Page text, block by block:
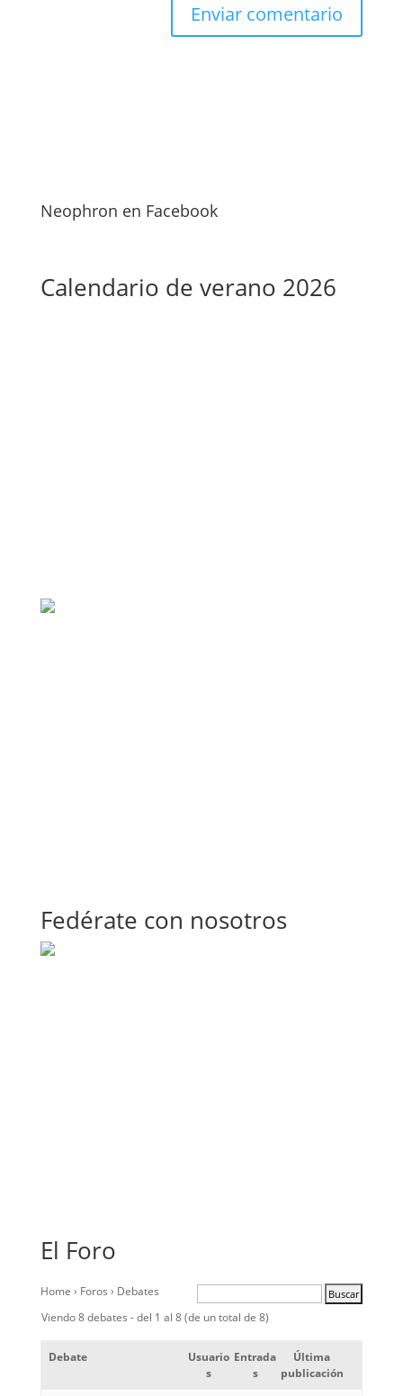
Neophron en Facebook
Calendario de verano 2026
Fedérate con nosotros
El Foro
Home › Foros › Debates
Viendo 8 debates - del 1 al 8 (de un total de 8)
Debate
Usuario
s
Entrada
s
Última
publicación